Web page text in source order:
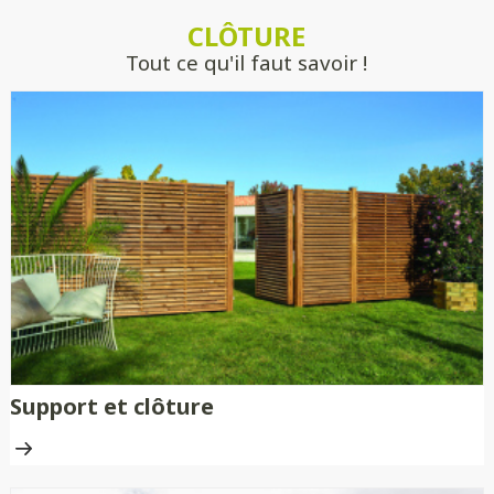
engagement.CLÔTURE
Tout ce qu'il faut savoir !
Support et clôture